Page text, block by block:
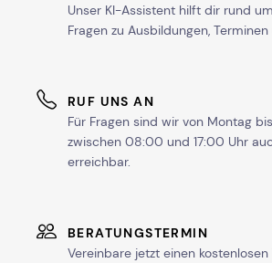
Unser KI-Assistent hilft dir rund
Fragen zu Ausbildungen,
RUF UNS AN
Für Fragen sind wir von Montag
zwischen 08:00 und 17:00 Uhr
erreichbar.
BERATUNGSTERMIN
Vereinbare jetzt einen